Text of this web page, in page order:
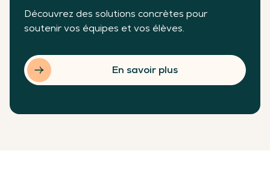
Découvrez des solutions concrètes pour
soutenir vos équipes et vos élèves.
En savoir plus